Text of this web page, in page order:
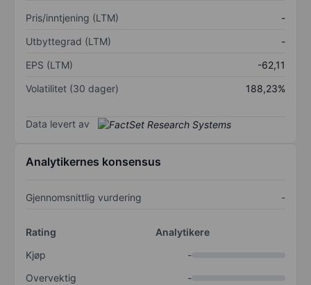
Pris/inntjening (LTM)
-
Utbyttegrad (LTM)
-
EPS (LTM)
-62,11
Volatilitet (30 dager)
188,23%
Data levert av
Analytikernes konsensus
Gjennomsnittlig vurdering -
Rating
Analytikere
Kjøp
-
Overvektig
-